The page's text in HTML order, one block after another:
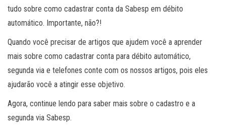
tudo sobre como cadastrar conta da Sabesp em débito
automático. Importante, não?!
Quando você precisar de artigos que ajudem você a aprender
mais sobre como cadastrar conta para débito automático,
segunda via e telefones conte com os nossos artigos, pois eles
ajudarão você a atingir esse objetivo.
Agora, continue lendo para saber mais sobre o cadastro e a
segunda via Sabesp.